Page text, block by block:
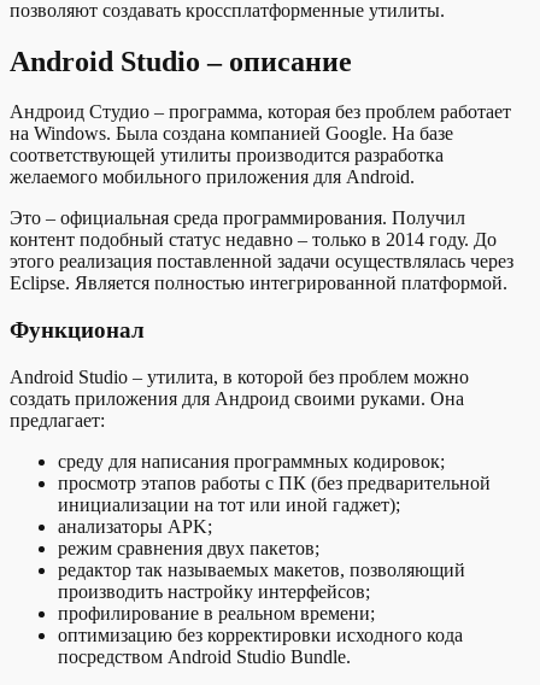
позволяют создавать кроссплатформенные утилиты.
Android Studio – описание
Андроид Студио – программа, которая без проблем работает
на Windows. Была создана компанией Google. На базе
соответствующей утилиты производится разработка
желаемого мобильного приложения для Android.
Это – официальная среда программирования. Получил
контент подобный статус недавно – только в 2014 году. До
этого реализация поставленной задачи осуществлялась через
Eclipse. Является полностью интегрированной платформой.
Функционал
Android Studio – утилита, в которой без проблем можно
создать приложения для Андроид своими руками. Она
предлагает:
среду для написания программных кодировок;
просмотр этапов работы с ПК (без предварительной
инициализации на тот или иной гаджет);
анализаторы APK;
режим сравнения двух пакетов;
редактор так называемых макетов, позволяющий
производить настройку интерфейсов;
профилирование в реальном времени;
оптимизацию без корректировки исходного кода
посредством Android Studio Bundle.